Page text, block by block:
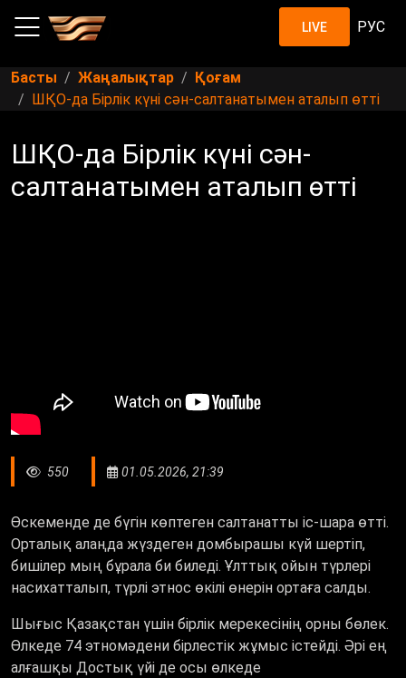
LIVE РУС
Басты Жаңалықтар
Қоғам
ШҚО-да Бірлік күні сән-салтанатымен аталып өтті
ШҚО-да Бірлік күні сән-
салтанатымен аталып өтті
550 01.05.2026, 21:39
Өскеменде де бүгін көптеген салтанатты іс-шара өтті.
Орталық алаңда жүздеген домбырашы күй шертіп,
бишілер мың бұрала би биледі. Ұлттық ойын түрлері
насихатталып, түрлі этнос өкілі өнерін ортаға салды.
Шығыс Қазақстан үшін бірлік мерекесінің орны бөлек.
Өлкеде 74 этномәдени бірлестік жұмыс істейді. Әрі ең
алғашқы Достық үйі де осы өлкеде